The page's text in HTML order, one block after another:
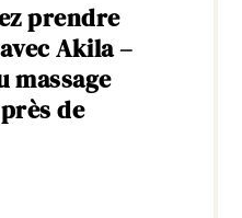
prendre
Akila –
massage
de